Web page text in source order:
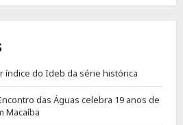
índice do Ideb da série histórica
das Águas celebra 19 anos de
Macaíba